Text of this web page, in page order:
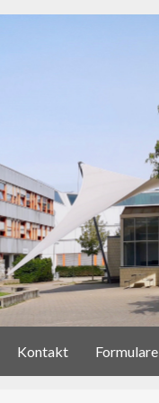
Kontakt Formulare